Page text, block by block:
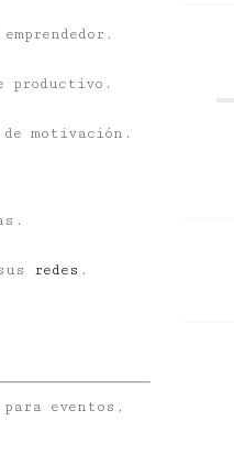
productivo.
motivación.
redes .
eventos,